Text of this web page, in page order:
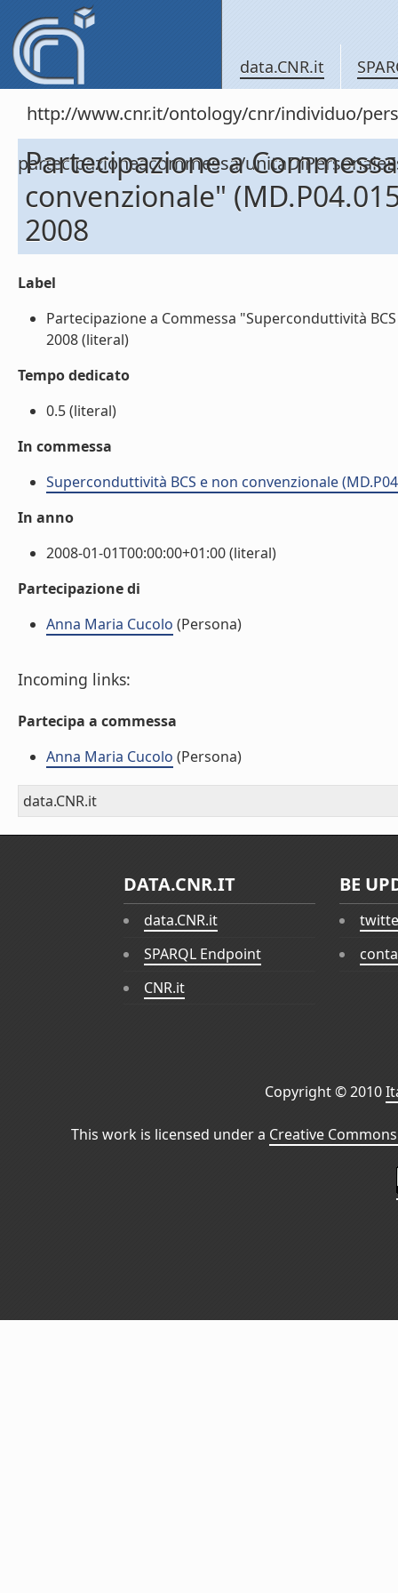
data.CNR.it
http://www.cnr.it/ontology/cnr/individuo/
partecipazioneacommessa/
Partecipazione a
convenzionale"
2008
Label
Partecipazione a Commessa "Superconduttività
2008 (literal)
Tempo dedicato
0.5 (literal)
In commessa
Superconduttività BCS e non convenzionale
In anno
2008-01-01T00:00:00+01:00 (literal)
Partecipazione di
Anna Maria Cucolo (Persona)
Incoming links:
Partecipa a commessa
Anna Maria Cucolo (Persona)
data.CNR.it
DATA.CNR.IT
data.CNR.it
SPARQL Endpoint
CNR.it
BE
Copyright © 2010
This work is licensed under a Creative